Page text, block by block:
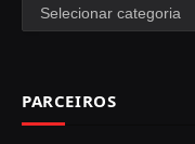
Categorias
PARCEIROS